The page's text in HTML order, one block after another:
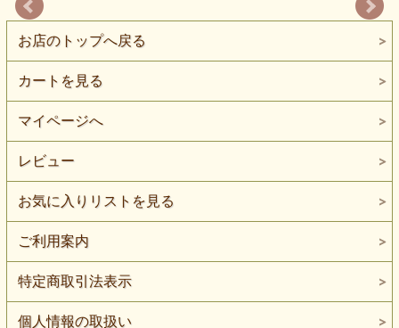
お店のトップへ戻る
カートを見る
マイページへ
レビュー
お気に入りリストを見る
ご利用案内
特定商取引法表示
個人情報の取扱い